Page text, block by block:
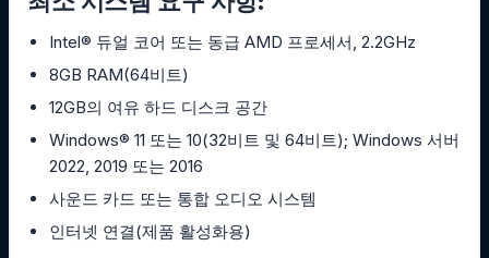
Intel® 듀얼 코어 또는 동급 AMD 프로세서, 2.2GHz
8GB RAM(64비트)
12GB의 여유 하드 디스크 공간
Windows® 11 또는 10(32비트 및 64비트); Windows 서버
2022, 2019 또는 2016
사운드 카드 또는 통합 오디오 시스템
인터넷 연결(제품 활성화용)